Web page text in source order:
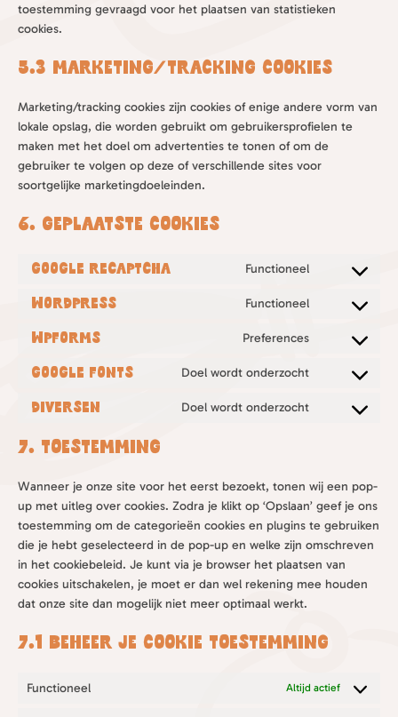
toestemming gevraagd voor het plaatsen van statistieken
cookies.
5.3 Marketing/Tracking cookies
Marketing/tracking cookies zijn cookies of enige andere vorm van
lokale opslag, die worden gebruikt om gebruikersprofielen te
maken met het doel om advertenties te tonen of om de
gebruiker te volgen op deze of verschillende sites voor
soortgelijke marketingdoeleinden.
6. Geplaatste cookies
Google reCAPTCHA Functioneel
Consent
google-
WordPress Functioneel
Consent
wordpress
WPForms Preferences
Consent
wpforms
Google Fonts Doel wordt onderzocht
Consent
Diversen Doel wordt onderzocht
Consent
7. Toestemming
Wanneer je onze site voor het eerst bezoekt, tonen wij een pop-
up met uitleg over cookies. Zodra je klikt op ‘Opslaan’ geef je ons
toestemming om de categorieën cookies en plugins te gebruiken
die je hebt geselecteerd in de pop-up en welke zijn omschreven
in het cookiebeleid. Je kunt via je browser het plaatsen van
cookies uitschakelen, je moet er dan wel rekening mee houden
dat onze site dan mogelijk niet meer optimaal werkt.
7.1 Beheer je cookie toestemming
Functioneel Altijd actief